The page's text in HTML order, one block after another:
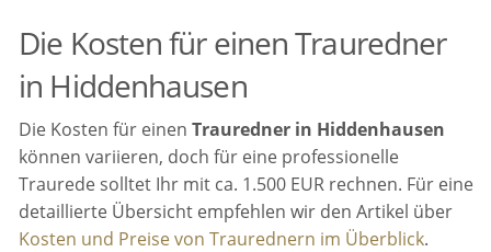
Die Kosten für einen Trauredner
in Hiddenhausen
Die Kosten für einenTrauredner in Hiddenhausen
können variieren, doch für eine professionelle
Traurede solltet Ihr mit ca. 1.500 EUR rechnen. Für eine
detaillierte Übersicht empfehlen wir den Artikel über
Kosten und Preise von Traurednern im Überblick.